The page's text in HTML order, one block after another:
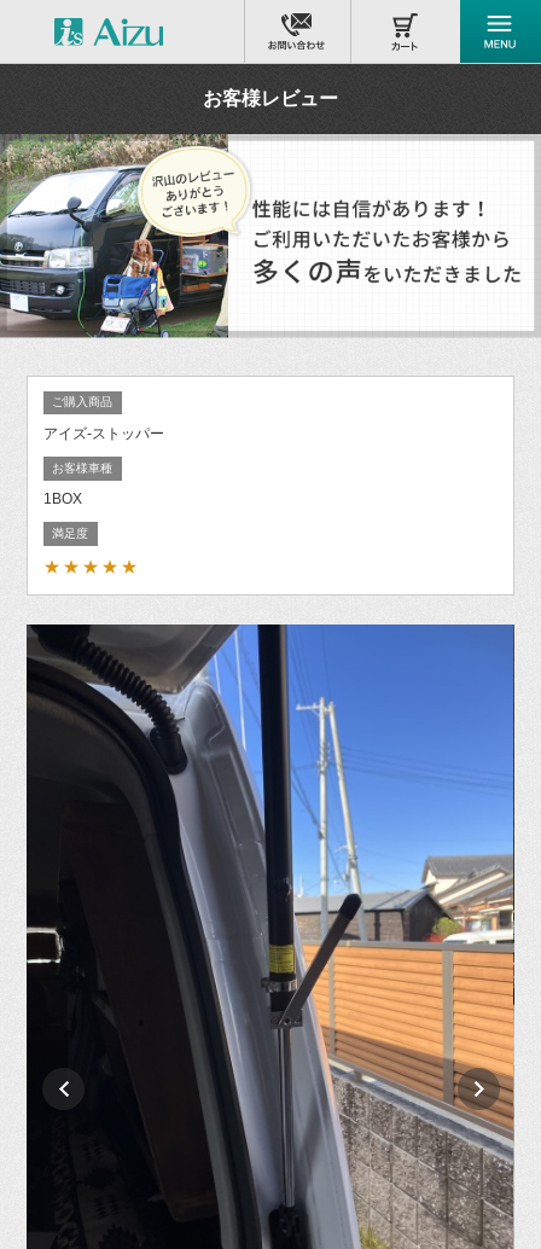
お客様レビュー
ご購入商品
アイズ-ストッパー
お客様車種
1BOX
満足度
★★★★★